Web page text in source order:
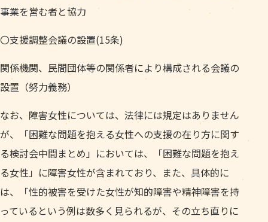
事業を営む者と協力
〇支援調整会議の設置(15条)
関係機関、民間団体等の関係者により構成される会議の
設置（努力義務）
なお、障害女性については、法律には規定はありません
が、「困難な問題を抱える女性への支援の在り方に関す
る検討会中間まとめ」においては、「困難な問題を抱え
る女性」に障害女性が含まれており、また、具体的に
は、「性的被害を受けた女性が知的障害や精神障害を持
っているという例は数多く見られるが、その立ち直りに